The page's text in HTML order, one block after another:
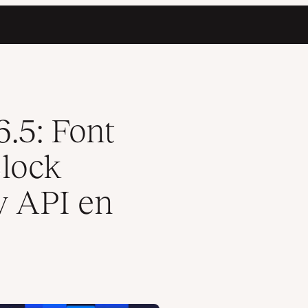
API en nog veel meer!
Font
API en